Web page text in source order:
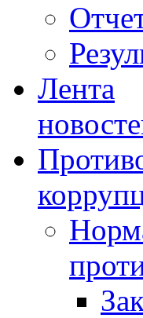
Лента